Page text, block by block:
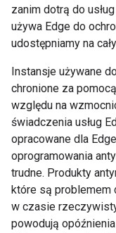
zanim dotrą do
używa Edge do
udostępniamy na
Instansje używane
chronione za
względu na
świadczenia usług
opracowane dla
oprogramowania
trudne. Produkty
które są problemem
w czasie
powodują